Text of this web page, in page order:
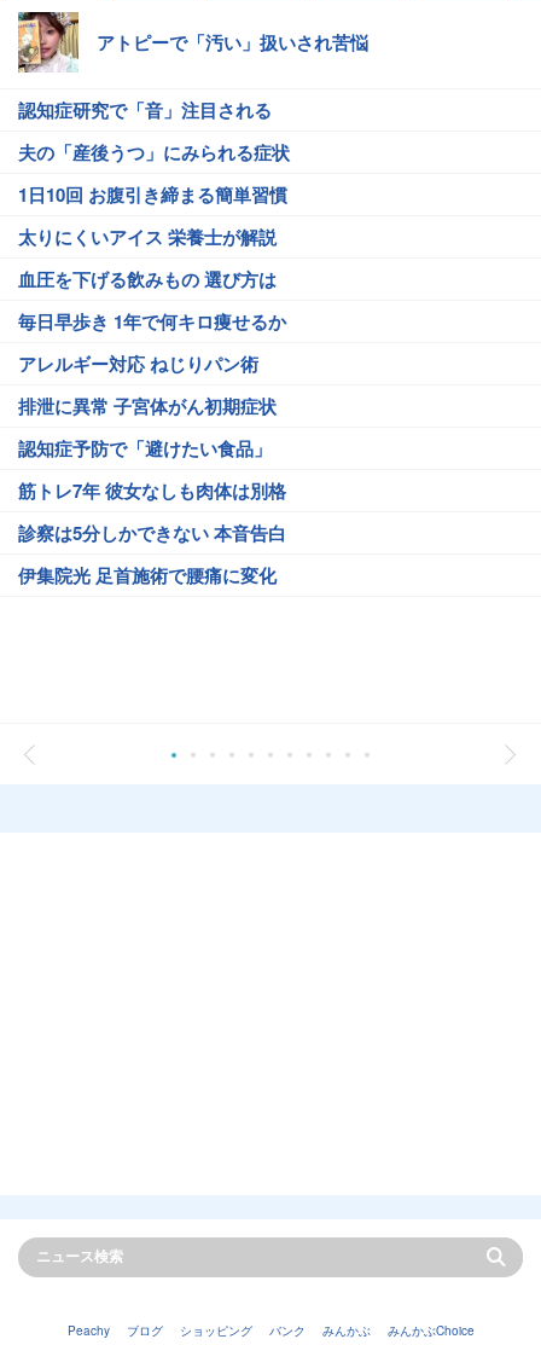
アトピーで「汚い」扱いされ苦悩
認知症研究で「音」注目される
夫の「産後うつ」にみられる症状
1日10回 お腹引き締まる簡単習慣
太りにくいアイス 栄養士が解説
血圧を下げる飲みもの 選び方は
毎日早歩き 1年で何キロ痩せるか
アレルギー対応 ねじりパン術
排泄に異常 子宮体がん初期症状
認知症予防で「避けたい食品」
筋トレ7年 彼女なしも肉体は別格
診察は5分しかできない 本音告白
伊集院光 足首施術で腰痛に変化
Peachy ブログ ショッピング バンク みんかぶ みんかぶChoice